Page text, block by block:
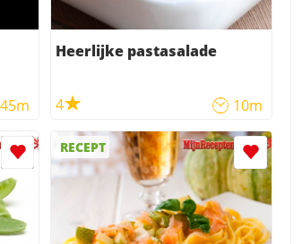
45m
Heerlijke pastasalade
4 10m
RECEPT